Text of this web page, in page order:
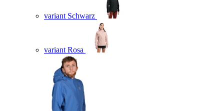
variant Schwarz
variant Rosa